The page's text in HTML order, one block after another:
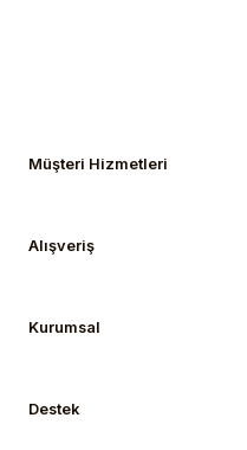
Müşteri Hizmetleri
Alışveriş
Kurumsal
Destek